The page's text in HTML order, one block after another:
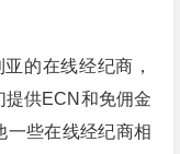
的在线经纪商，
提供ECN和免佣金
一些在线经纪商相